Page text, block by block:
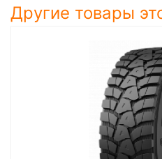
Другие товары